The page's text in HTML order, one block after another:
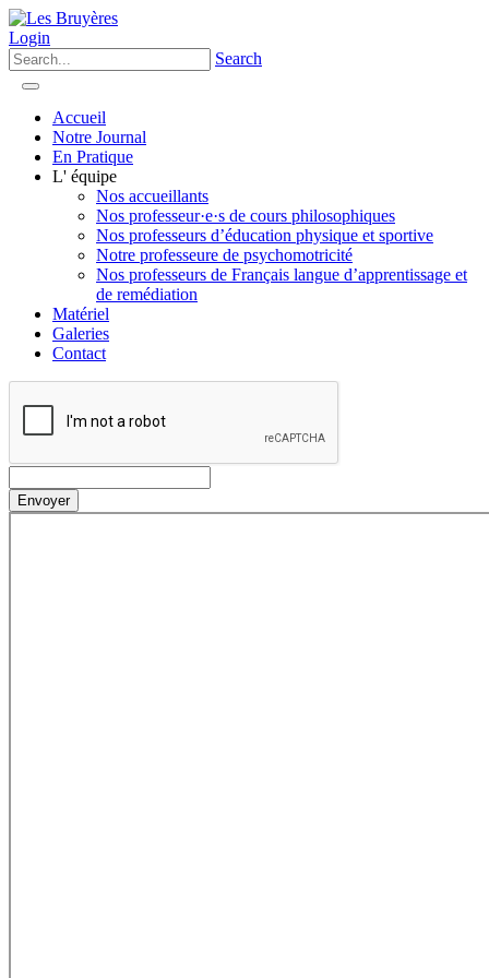
Login
Search
Accueil
Notre Journal
En Pratique
L' équipe
Nos accueillants
Nos professeur·e·s de cours philosophiques
Nos professeurs d’éducation physique et sportive
Notre professeure de psychomotricité
Nos professeurs de Français langue d’apprentissage et
de remédiation
Matériel
Galeries
Contact